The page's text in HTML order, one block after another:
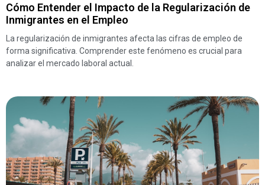
Cómo Entender el Impacto de la Regularización de
Inmigrantes en el Empleo
La regularización de inmigrantes afecta las cifras de empleo de
forma significativa. Comprender este fenómeno es crucial para
analizar el mercado laboral actual.